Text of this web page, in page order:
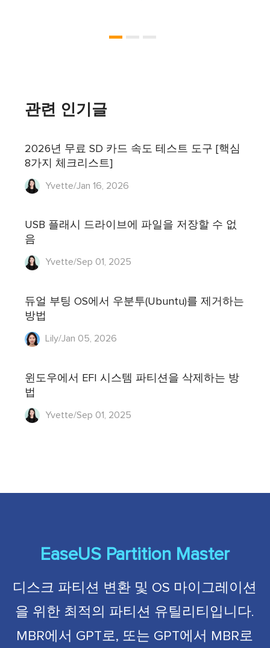
관련 인기글
2026년 무료 SD 카드 속도 테스트 도구 [핵심
8가지 체크리스트]
Yvette/Jan 16, 2026
USB 플래시 드라이브에 파일을 저장할 수 없
음
Yvette/Sep 01, 2025
듀얼 부팅 OS에서 우분투(Ubuntu)를 제거하는
방법
Lily/Jan 05, 2026
윈도우에서 EFI 시스템 파티션을 삭제하는 방
법
Yvette/Sep 01, 2025
EaseUS Partition Master
디스크 파티션 변환 및 OS 마이그레이션
을 위한 최적의 파티션 유틸리티입니다.
MBR에서 GPT로, 또는 GPT에서 MBR로